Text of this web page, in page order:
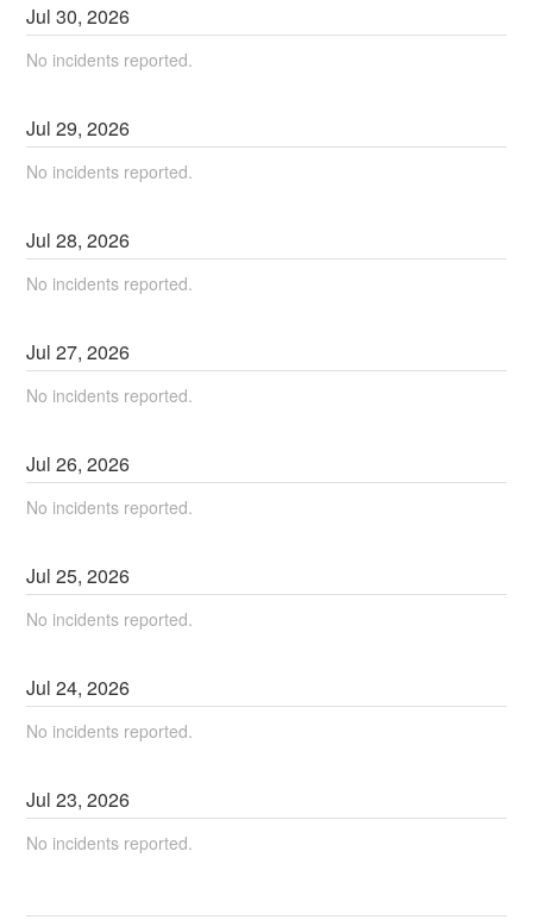
Jul30,2026
No incidents reported.
Jul29,2026
No incidents reported.
Jul28,2026
No incidents reported.
Jul27,2026
No incidents reported.
Jul26,2026
No incidents reported.
Jul25,2026
No incidents reported.
Jul24,2026
No incidents reported.
Jul23,2026
No incidents reported.